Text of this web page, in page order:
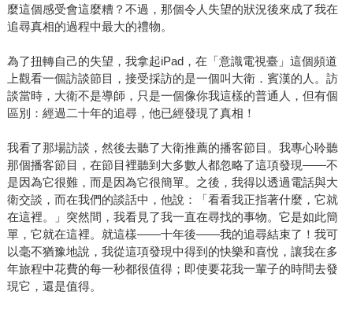
麼這個感受會這麼糟？不過，那個令人失望的狀況後來成了我在
追尋真相的過程中最大的禮物。
為了扭轉自己的失望，我拿起iPad，在「意識電視臺」這個頻道
上觀看一個訪談節目，接受採訪的是一個叫大衛．賓漢的人。訪
談當時，大衛不是導師，只是一個像你我這樣的普通人，但有個
區別：經過二十年的追尋，他已經發現了真相！
我看了那場訪談，然後去聽了大衛推薦的播客節目。我專心聆聽
那個播客節目，在節目裡聽到大多數人都忽略了這項發現——不
是因為它很難，而是因為它很簡單。之後，我得以透過電話與大
衛交談，而在我們的談話中，他說：「看看我正指著什麼，它就
在這裡。」突然間，我看見了我一直在尋找的事物。它是如此簡
單，它就在這裡。就這樣——十年後——我的追尋結束了！我可
以毫不猶豫地說，我從這項發現中得到的快樂和喜悅，讓我在多
年旅程中花費的每一秒都很值得；即使要花我一輩子的時間去發
現它，還是值得。